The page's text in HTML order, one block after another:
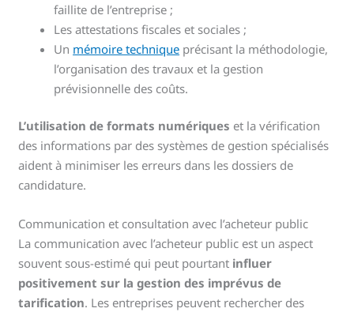
faillite de l’entreprise ;
Les attestations fiscales et sociales ;
Un mémoire technique précisant la méthodologie,
l’organisation des travaux et la gestion
prévisionnelle des coûts.
L’utilisation de formats numériques et la vérification
des informations par des systèmes de gestion spécialisés
aident à minimiser les erreurs dans les dossiers de
candidature.
Communication et consultation avec l’acheteur public
La communication avec l’acheteur public est un aspect
souvent sous-estimé qui peut pourtant influer
positivement sur la gestion des imprévus de
tarification. Les entreprises peuvent rechercher des